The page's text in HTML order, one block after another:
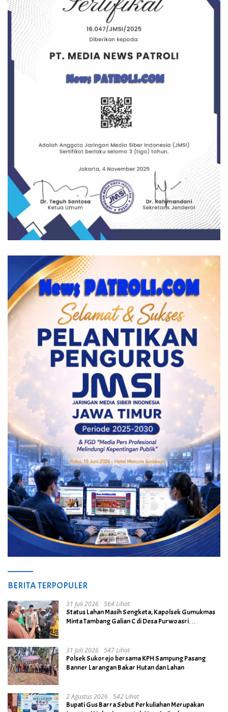
BERITA TERPOPULER
31 Juli 2026 564 Lihat
Status Lahan Masih Sengketa, Kapolsek Gumukmas
Minta Tambang Galian C di Desa Purwoasri
31 Juli 2026 547 Lihat
Polsek Sukorejo bersama KPH Sampung Pasang
Banner Larangan Bakar Hutan dan Lahan
2 Agustus 2026 542 Lihat
Bupati Gus Barra Sebut Perkuliahan Merupakan